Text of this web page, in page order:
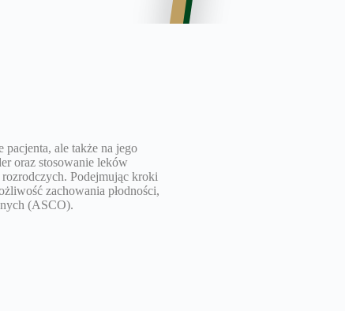
ale także na jego
oraz stosowanie leków
Podejmując kroki
zachowania płodności,
(ASCO).